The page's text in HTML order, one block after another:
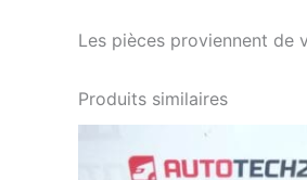
Les pièces proviennent de
Produits similaires